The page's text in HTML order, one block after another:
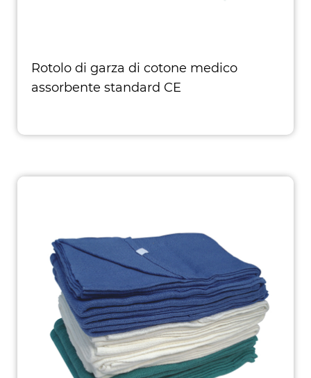
Rotolo di garza di cotone medico
assorbente standard CE